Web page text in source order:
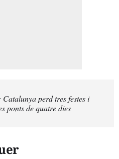
perd tres festes i
ponts de quatre dies